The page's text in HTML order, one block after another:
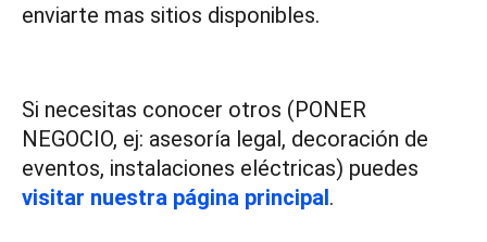
enviarte mas sitios disponibles.
Si necesitas conocer otros (PONER
NEGOCIO, ej: asesoría legal, decoración de
eventos, instalaciones eléctricas) puedes
visitar nuestra página principal.